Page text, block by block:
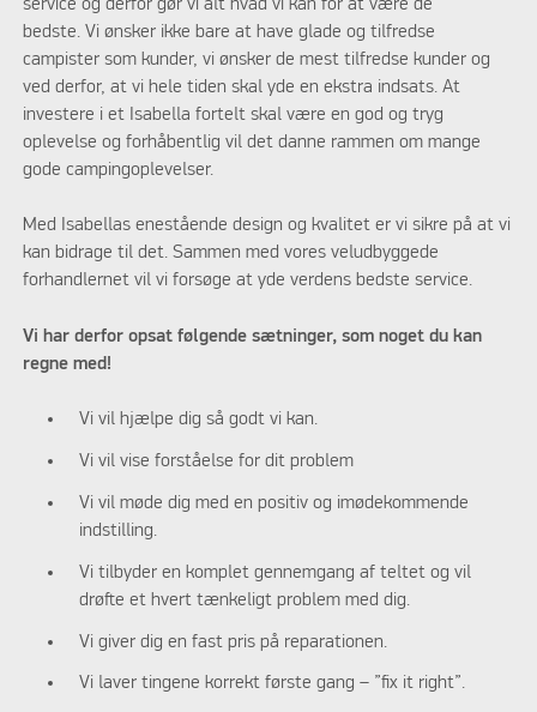
service og derfor gør vi alt hvad vi kan for at være de
bedste. Vi ønsker ikke bare at have glade og tilfredse
campister som kunder, vi ønsker de mest tilfredse kunder og
ved derfor, at vi hele tiden skal yde en ekstra indsats. At
investere i et Isabella fortelt skal være en god og tryg
oplevelse og forhåbentlig vil det danne rammen om mange
gode campingoplevelser.
Med Isabellas enestående design og kvalitet er vi sikre på at vi
kan bidrage til det. Sammen med vores veludbyggede
forhandlernet vil vi forsøge at yde verdens bedste service.
Vi har derfor opsat følgende sætninger, som noget du kan
regne med!
Vi vil hjælpe dig så godt vi kan.
Vi vil vise forståelse for dit problem
Vi vil møde dig med en positiv og imødekommende
indstilling.
Vi tilbyder en komplet gennemgang af teltet og vil
drøfte et hvert tænkeligt problem med dig.
Vi giver dig en fast pris på reparationen.
Vi laver tingene korrekt første gang – ”fix it right”.